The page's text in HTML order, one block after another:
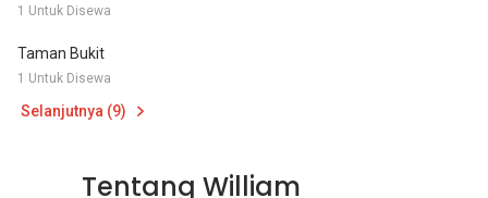
1 Untuk Disewa
Taman Bukit
1 Untuk Disewa
Selanjutnya (9)
Tentang William